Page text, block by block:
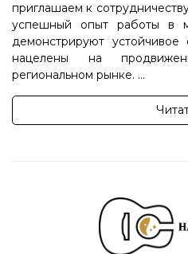
приглашаем к
успешный опыт работы в
демонстрируют
нацелены на
региональном рынке. ...